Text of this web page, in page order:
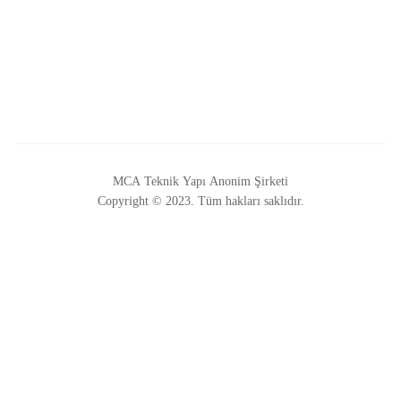
MCA Teknik Yapı Anonim Şirketi
Copyright © 2023. Tüm hakları saklıdır.